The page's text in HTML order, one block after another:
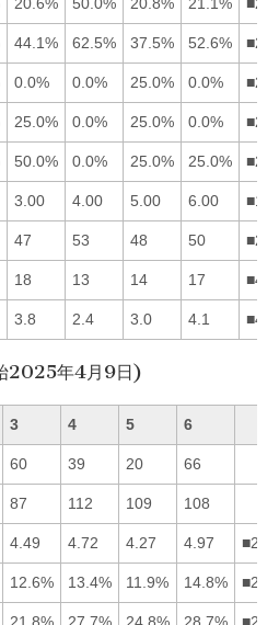
44.1% 62.5% 37.5% 52.6%
0.0% 0.0% 25.0% 0.0%
25.0% 0.0% 25.0% 0.0%
50.0% 0.0% 25.0% 25.0%
3.00 4.00 5.00 6.00
47 53 48 50
18 13 14 17
3.8 2.4 3.0 4.1
2025年4月9日)
3 4 5 6
60 39 20 66
87 112 109 108
4.49 4.72 4.27 4.97
12.6% 13.4% 11.9% 14.8%